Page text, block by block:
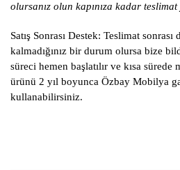
olursanız olun kapınıza kadar teslimat
Satış Sonrası Destek: Teslimat sonrası
kalmadığınız bir durum olursa bize
süreci hemen başlatılır ve kısa
ürünü 2 yıl boyunca Özbay Mobilya
kullanabilirsiniz.